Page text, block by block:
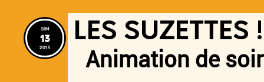
dim
13
2013
LES SUZETTES !
Animation de